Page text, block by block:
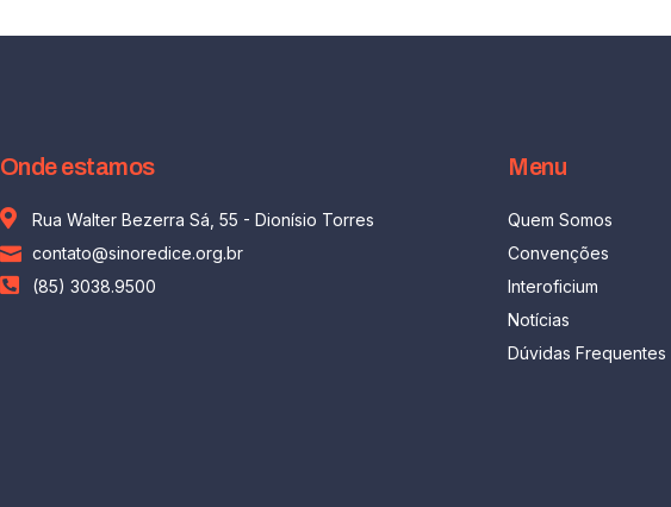
Onde estamos
Rua Walter Bezerra Sá, 55 - Dionísio Torres
contato@sinoredice.org.br
(85) 3038.9500
Menu
Quem Somos
Convenções
Interoficium
Notícias
Dúvidas Frequentes